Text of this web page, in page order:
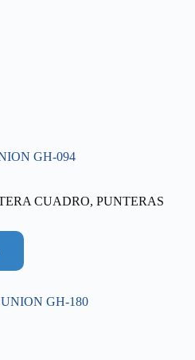
GH-094
CUADRO, PUNTERAS